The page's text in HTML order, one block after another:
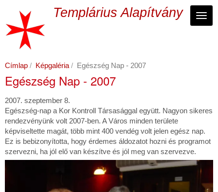
tartalomra
Templárius Alapítvány
Címlap Képgaléria Egészség Nap - 2007
Egészség Nap - 2007
2007. szeptember 8.
Egészség-nap a Kor Kontroll Társasággal együtt. Nagyon sikeres
rendezvényünk volt 2007-ben. A Város minden területe
képviseltette magát, több mint 400 vendég volt jelen egész nap.
Ez is bebizonyította, hogy érdemes áldozatot hozni és programot
szervezni, ha jól elő van készítve és jól meg van szervezve.